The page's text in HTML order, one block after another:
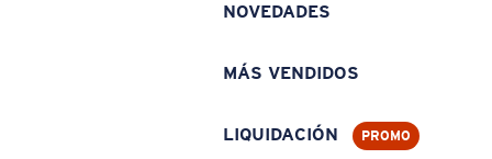
NOVEDADES
MÁS VENDIDOS
LIQUIDACIÓN PROMO